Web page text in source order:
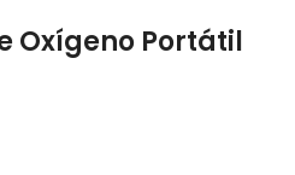
Oxígeno Portátil